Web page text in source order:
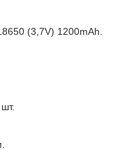
(3,7V) 1200mAh.